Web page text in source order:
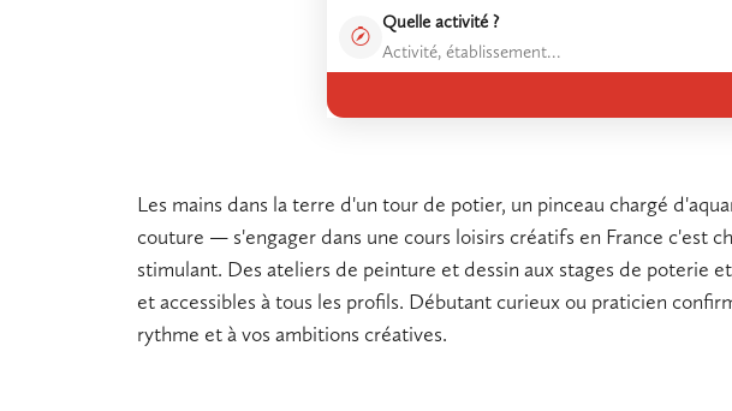
Quelle activité ?
Les mains dans la terre d'un tour de potier, un pinceau chargé
couture — s'engager dans une cours loisirs créatifs en France c'est
stimulant. Des ateliers de peinture et dessin aux stages de poterie
et accessibles à tous les profils. Débutant curieux ou praticien
rythme et à vos ambitions créatives.